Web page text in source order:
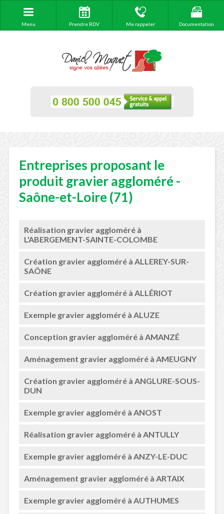
Menu Prendre RDV Me rappeler Documentation
Entreprises proposant le
produit gravier aggloméré -
Saône-et-Loire (71)
Réalisation gravier aggloméré à
L'ABERGEMENT-SAINTE-COLOMBE
Création gravier aggloméré à ALLEREY-SUR-
SAÔNE
Création gravier aggloméré à ALLÉRIOT
Exemple gravier aggloméré à ALUZE
Conception gravier aggloméré à AMANZÉ
Aménagement gravier aggloméré à AMEUGNY
Création gravier aggloméré à ANGLURE-SOUS-
DUN
Exemple gravier aggloméré à ANOST
Réalisation gravier aggloméré à ANTULLY
Exemple gravier aggloméré à ANZY-LE-DUC
Aménagement gravier aggloméré à ARTAIX
Exemple gravier aggloméré à AUTHUMES